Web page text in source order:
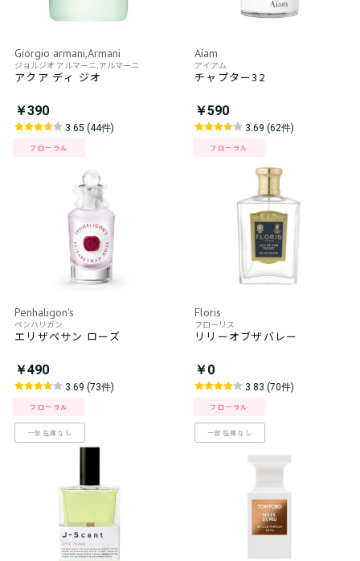
Giorgio armani,Armani
ジョルジオ アルマーニ,アルマーニ
アクア ディ ジオ
￥390
3.65 (44件)
フローラル
Aíam
アイアム
チャプター32
￥590
3.69 (62件)
フローラル
Penhaligon's
ペンハリガン
エリザベサン ローズ
￥490
3.69 (73件)
フローラル
一部在庫なし
Floris
フローリス
リリーオブザバレー
￥0
3.83 (70件)
フローラル
一部在庫なし